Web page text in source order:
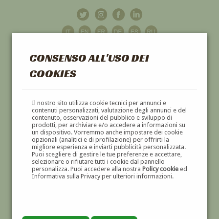
CONSENSO ALL'USO DEI
COOKIES
Il nostro sito utilizza cookie tecnici per annunci e
contenuti personalizzati, valutazione degli annunci e del
contenuto, osservazioni del pubblico e sviluppo di
prodotti, per archiviare e/o accedere a informazioni su
un dispositivo. Vorremmo anche impostare dei cookie
opzionali (analitici e di profilazione) per offrirti la
migliore esperienza e inviarti pubblicità personalizzata.
Puoi scegliere di gestire le tue preferenze e accettare,
selezionare o rifiutare tutti i cookie dal pannello
personalizza. Puoi accedere alla nostra Policy cookieed
Informativa sulla Privacy per ulteriori informazioni.
GALLERIAD'ARTE
DIPINTI E SCULTURE '800 E '900